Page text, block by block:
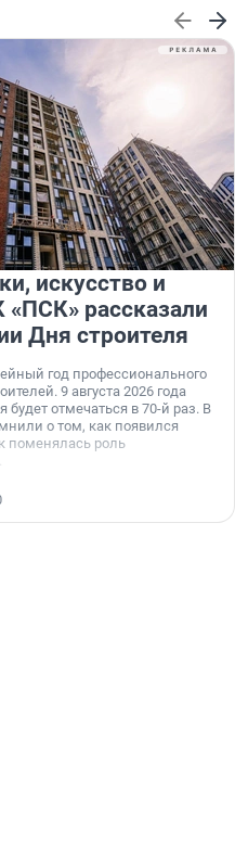
искусство и
«ПСК» рассказали
Дня строителя
год профессионального
9 августа 2026 года
будет отмечаться в 70-й раз. В
о том, как появился
поменялась роль